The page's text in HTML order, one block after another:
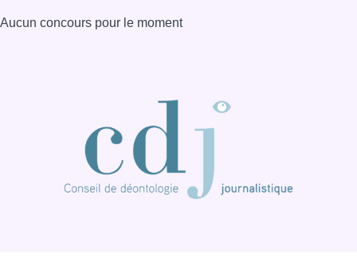
Aucun concours pour le moment